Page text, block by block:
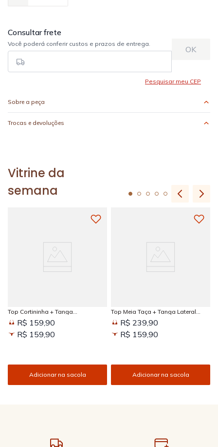
Sobre a peça
Trocas e devoluções
Vitrine da
semana
Top Cortininha + Tanga
Amarradinha Estampada Sun
KissedR$ 159,90
R$ 159,90
Adicionar na sacola
Top Meia Taça + Tanga Lateral
Larga Estampada Sun Kissed
R$ 239,90
R$ 159,90
Adicionar na sacola